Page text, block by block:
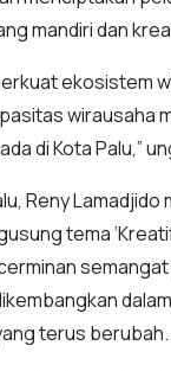
mandiri dan
ekosistem
wirausaha
di Kota Palu,”
Reny
tema
terus berubah.